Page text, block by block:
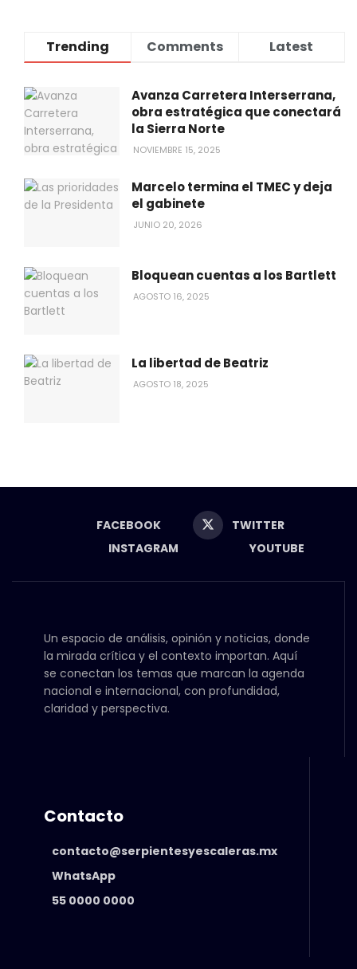
Trending Comments Latest
Avanza Carretera Interserrana,
obra estratégica que conectará
la Sierra Norte
NOVIEMBRE 15, 2025
Marcelo termina el TMEC y deja
el gabinete
JUNIO 20, 2026
Bloquean cuentas a los Bartlett
AGOSTO 16, 2025
La libertad de Beatriz
AGOSTO 18, 2025
FACEBOOK
TWITTER
INSTAGRAM
YOUTUBE
Un espacio de análisis, opinión y noticias, donde
la mirada crítica y el contexto importan. Aquí
se conectan los temas que marcan la agenda
nacional e internacional, con profundidad,
claridad y perspectiva.
Contacto
contacto@serpientesyescaleras.mx
WhatsApp
55 0000 0000